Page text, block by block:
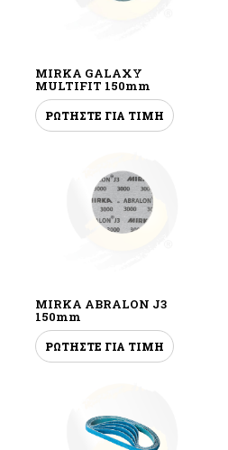
MIRKA GALAXY
MULTIFIT 150mm
ΡΩΤΗΣΤΕ ΓΙΑ ΤΙΜΗ
MIRKA ABRALON J3
150mm
ΡΩΤΗΣΤΕ ΓΙΑ ΤΙΜΗ